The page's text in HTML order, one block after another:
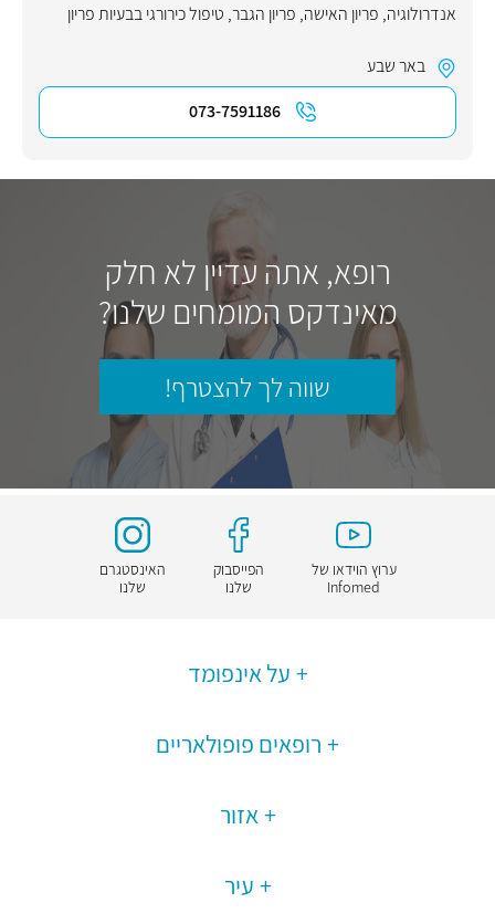
אנדרולוגיה, פריון האישה, פריון הגבר, טיפול כירורגי בבעיות פריון
באר שבע
073-7591186
רופא, אתה עדיין לא חלק
מאינדקס המומחים שלנו?
שווה לך להצטרף!
ערוץ הוידאו של
Infomed
הפייסבוק
שלנו
האינסטגרם
שלנו
על אינפומד
רופאים פופולאריים
אזור
עיר